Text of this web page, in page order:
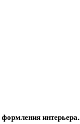
интерьера.